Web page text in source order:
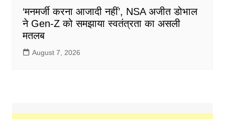
‘मनमर्जी करना आजादी नहीं’, NSA अजीत डोभाल
ने Gen-Z को समझाया स्वतंत्रता का असली
मतलब
August 7, 2026